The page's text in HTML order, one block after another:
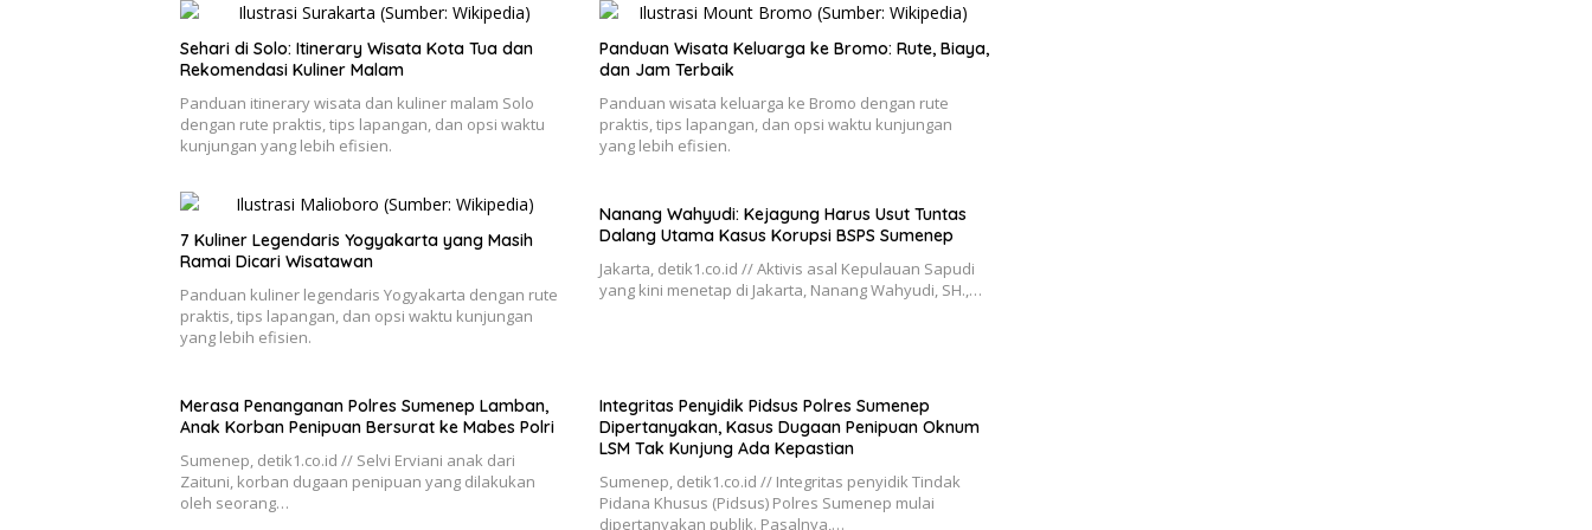
Sehari di Solo: Itinerary Wisata Kota Tua dan
Rekomendasi Kuliner Malam
Panduan itinerary wisata dan kuliner malam Solo
dengan rute praktis, tips lapangan, dan opsi waktu
kunjungan yang lebih efisien.
Panduan Wisata Keluarga ke Bromo: Rute, Biaya,
dan Jam Terbaik
Panduan wisata keluarga ke Bromo dengan rute
praktis, tips lapangan, dan opsi waktu kunjungan
yang lebih efisien.
7 Kuliner Legendaris Yogyakarta yang Masih
Ramai Dicari Wisatawan
Panduan kuliner legendaris Yogyakarta dengan rute
praktis, tips lapangan, dan opsi waktu kunjungan
yang lebih efisien.
Nanang Wahyudi: Kejagung Harus Usut Tuntas
Dalang Utama Kasus Korupsi BSPS Sumenep
Jakarta, detik1.co.id // Aktivis asal Kepulauan Sapudi
yang kini menetap di Jakarta, Nanang Wahyudi, SH.,…
Merasa Penanganan Polres Sumenep Lamban,
Anak Korban Penipuan Bersurat ke Mabes Polri
Sumenep, detik1.co.id // Selvi Erviani anak dari
Zaituni, korban dugaan penipuan yang dilakukan
oleh seorang…
Integritas Penyidik Pidsus Polres Sumenep
Dipertanyakan, Kasus Dugaan Penipuan Oknum
LSM Tak Kunjung Ada Kepastian
Sumenep, detik1.co.id // Integritas penyidik Tindak
Pidana Khusus (Pidsus) Polres Sumenep mulai
dipertanyakan publik. Pasalnya,…